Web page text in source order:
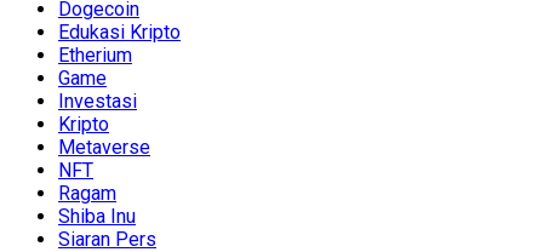
Dogecoin
Edukasi Kripto
Etherium
Game
Investasi
Kripto
Metaverse
NFT
Ragam
Shiba Inu
Siaran Pers